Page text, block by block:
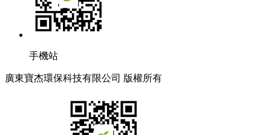
手機站
廣東寶杰環保科技有限公司 版權所有